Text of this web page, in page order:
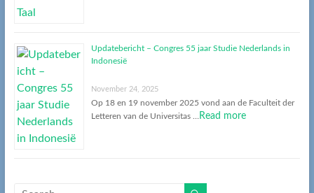
Updatebericht – Congres 55 jaar Studie Nederlands in
Indonesië
November 24, 2025
Op 18 en 19 november 2025 vond aan de Faculteit der
Letteren van de Universitas … Read more